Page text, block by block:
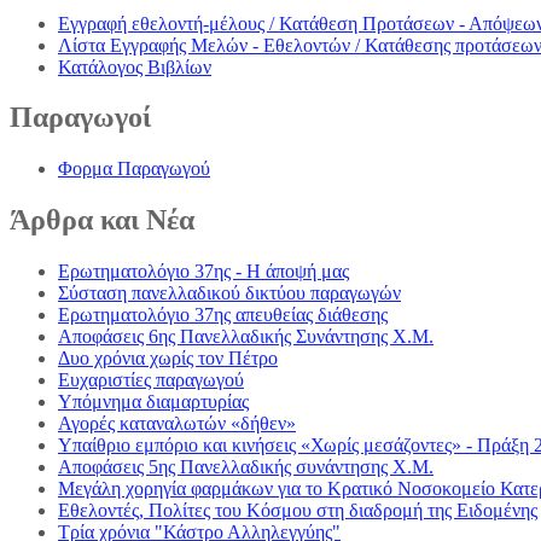
Εγγραφή εθελοντή-μέλους / Κατάθεση Προτάσεων -
Λίστα Εγγραφής Μελών - Εθελοντών / Κατάθεσης προτάσεων
Κατάλογος Βιβλίων
Παραγωγοί
Φορμα Παραγωγού
Άρθρα και Νέα
Ερωτηματολόγιο 37ης - Η άποψή μας
Σύσταση πανελλαδικού δικτύου παραγωγών
Ερωτηματολόγιο 37ης απευθείας διάθεσης
Αποφάσεις 6ης Πανελλαδικής Συνάντησης Χ.Μ.
Δυο χρόνια χωρίς τον Πέτρο
Ευχαριστίες παραγωγού
Υπόμνημα διαμαρτυρίας
Αγορές καταναλωτών «δήθεν»
Υπαίθριο εμπόριο και κινήσεις «Χωρίς μεσάζοντες» - Πράξη
Αποφάσεις 5ης Πανελλαδικής συνάντησης Χ.Μ.
Μεγάλη χορηγία φαρμάκων για το Κρατικό Νοσοκομείο
Εθελοντές, Πολίτες του Κόσμου στη διαδρομή της Ειδομένης
Τρία χρόνια "Κάστρο Αλληλεγγύης"